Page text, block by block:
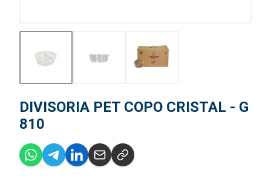
DIVISORIA PET COPO CRISTAL - G
810